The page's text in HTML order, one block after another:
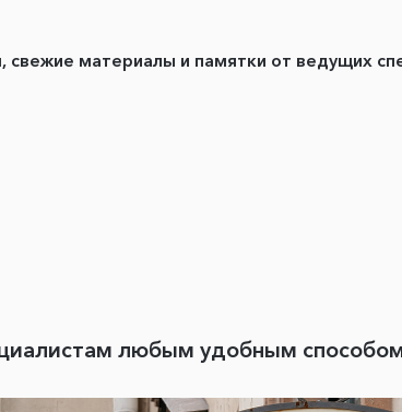
свежие материалы и памятки от ведущих
любым удобным